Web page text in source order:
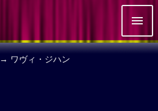
→ ワヴィ・ジハン